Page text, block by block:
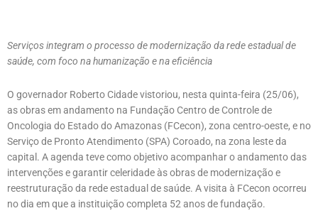
Serviços integram o processo de modernização da rede estadual de
saúde, com foco na humanização e na eficiência
O governador Roberto Cidade vistoriou, nesta quinta-feira (25/06),
as obras em andamento na Fundação Centro de Controle de
Oncologia do Estado do Amazonas (FCecon), zona centro-oeste, e no
Serviço de Pronto Atendimento (SPA) Coroado, na zona leste da
capital. A agenda teve como objetivo acompanhar o andamento das
intervenções e garantir celeridade às obras de modernização e
reestruturação da rede estadual de saúde. A visita à FCecon ocorreu
no dia em que a instituição completa 52 anos de fundação.